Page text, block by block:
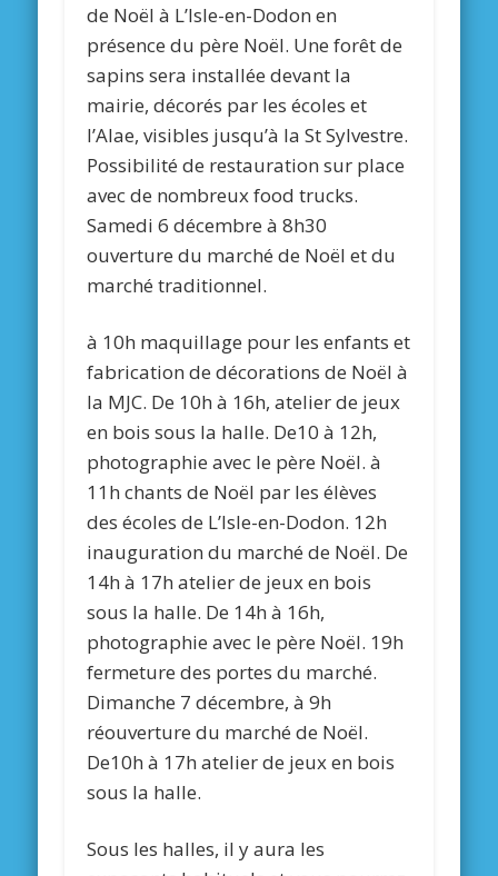
de Noël à L’Isle-en-Dodon en
présence du père Noël. Une forêt de
sapins sera installée devant la
mairie, décorés par les écoles et
l’Alae, visibles jusqu’à la St Sylvestre.
Possibilité de restauration sur place
avec de nombreux food trucks.
Samedi 6 décembre à 8h30
ouverture du marché de Noël et du
marché traditionnel.
à 10h maquillage pour les enfants et
fabrication de décorations de Noël à
la MJC. De 10h à 16h, atelier de jeux
en bois sous la halle. De10 à 12h,
photographie avec le père Noël. à
11h chants de Noël par les élèves
des écoles de L’Isle-en-Dodon. 12h
inauguration du marché de Noël. De
14h à 17h atelier de jeux en bois
sous la halle. De 14h à 16h,
photographie avec le père Noël. 19h
fermeture des portes du marché.
Dimanche 7 décembre, à 9h
réouverture du marché de Noël.
De10h à 17h atelier de jeux en bois
sous la halle.
Sous les halles, il y aura les